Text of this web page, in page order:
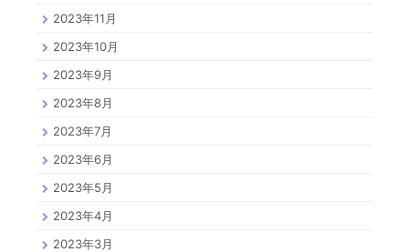
2023年11月
2023年10月
2023年9月
2023年8月
2023年7月
2023年6月
2023年5月
2023年4月
2023年3月